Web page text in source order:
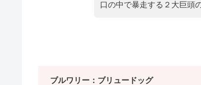
口の中で暴走する２大巨頭
ブルワリー：ブリュードッグ